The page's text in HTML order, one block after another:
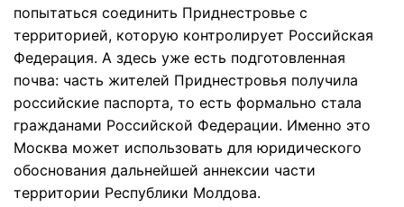
попытаться соединить Приднестровье с
территорией, которую контролирует Российская
Федерация. А здесь уже есть подготовленная
почва: часть жителей Приднестровья получила
российские паспорта, то есть формально стала
гражданами Российской Федерации. Именно это
Москва может использовать для юридического
обоснования дальнейшей аннексии части
территории Республики Молдова.